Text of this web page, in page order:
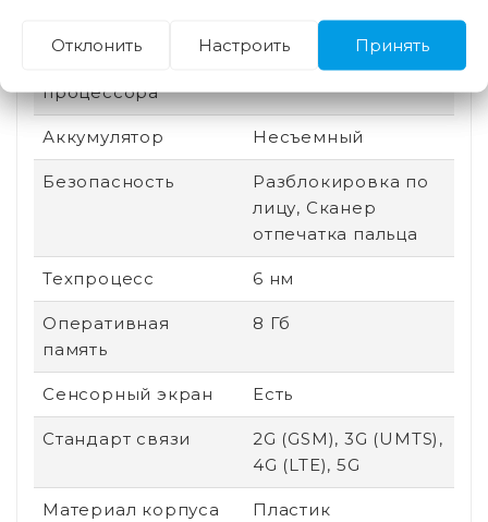
Gorilla Glass 5
процессора
Qualcomm
Аккумулятор Несъемный
Безопасность
Разблокировка по
лицу, Сканер
отпечатка пальца
Техпроцесс 6 нм
Оперативная
память
8 Гб
Сенсорный экран Есть
Стандарт связи
2G (GSM), 3G (UMTS),
4G (LTE), 5G
Материал корпуса Пластик
Отклонить Настроить Принять